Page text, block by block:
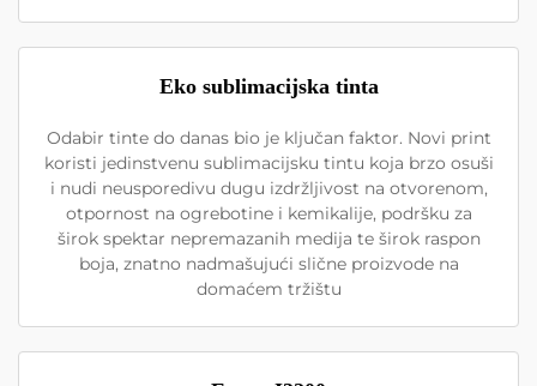
Eko sublimacijska tinta
Odabir tinte do danas bio je ključan faktor. Novi print
koristi jedinstvenu sublimacijsku tintu koja brzo osuši
i nudi neusporedivu dugu izdržljivost na otvorenom,
otpornost na ogrebotine i kemikalije, podršku za
širok spektar nepremazanih medija te širok raspon
boja, znatno nadmašujući slične proizvode na
domaćem tržištu